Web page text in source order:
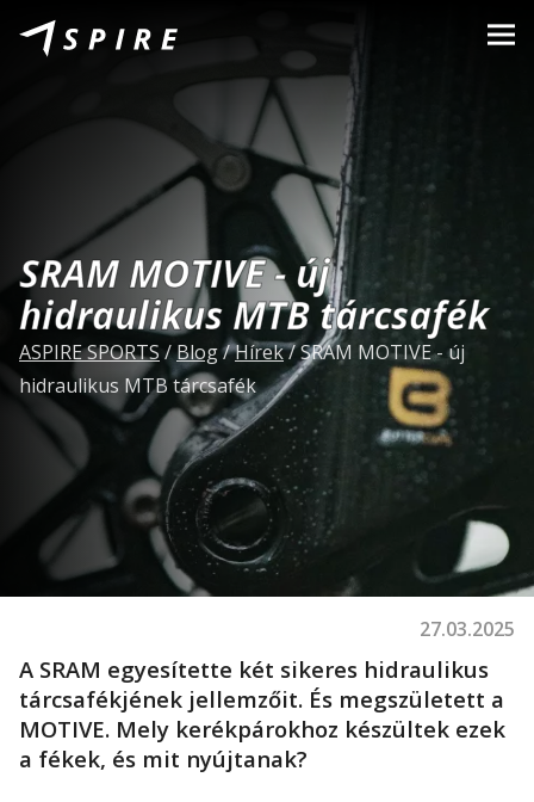
Rólunk
Márkák
Kereskedők
B2B Portal
Karrier
Blog
Kapcsolat
HU CZ | EN| SK
SRAM MOTIVE - új
hidraulikus MTB tárcsafék
ASPIRE SPORTS /Blog/Hírek/SRAM MOTIVE - új
hidraulikus MTB tárcsafék
27.03.2025
A SRAM egyesítette két sikeres hidraulikus
tárcsafékjének jellemzőit. És megszületett a
MOTIVE. Mely kerékpárokhoz készültek ezek
a fékek, és mit nyújtanak?